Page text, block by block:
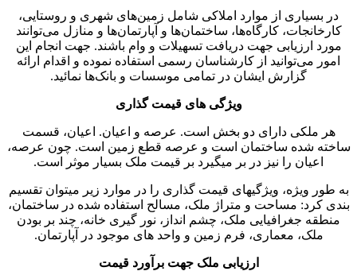
در بسیاری از موارد املاکی شامل زمین‌های شهری و روستایی،
کارخانجات، کارگاه‌ها، ساختمان‌ها و آپارتمان‌ها و منازل می‌توانند
مورد ارزیابی جهت دریافت تسهیلات و وام باشند. جهت انجام این
امور می‌توانید از کارشناسان رسمی استفاده نموده و اقدام ارائه
گزارش ایشان در تمامی موسسات و بانک‌ها نمائید.
ویژگی های قیمت گذاری
هر ملکی دارای دو بخش است. عرصه و اعیان. اعیان، قسمت
ساخته شده ساختمان است و عرصه قطع زمین است. چون عرصه،
اعیان را نیز در بر میگیرد بر قیمت ملک بسیار موثر است.
به طور ویژه، ویژگیهای قیمت گذاری را در موارد زیر میتوان تقسیم
بندی کرد: مساحت و متراژ ملک، مسالح استفاده شده در ساختمان،
منطقه جغرافیایی ملک، چشم انداز، نور گیری خانه، چند بر بودن
ملک، معماری، فرم زمین و واحد های موجود در آپارتمان.
ارزیابی ملک جهت برآورد قیمت